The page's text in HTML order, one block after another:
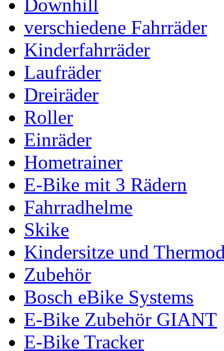
Downhill
verschiedene Fahrräder
Kinderfahrräder
Laufräder
Dreiräder
Roller
Einräder
Hometrainer
E-Bike mit 3 Rädern
Fahrradhelme
Skike
Kindersitze und
Zubehör
Bosch eBike Systems
E-Bike Zubehör GIANT
E-Bike Tracker